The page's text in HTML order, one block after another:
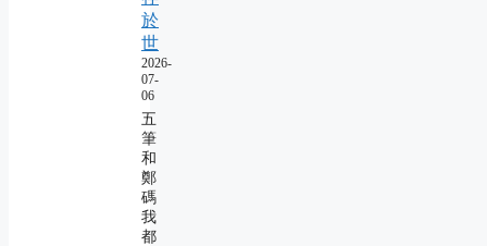
於
世
2026-
07-
06
五
筆
和
鄭
碼
我
都